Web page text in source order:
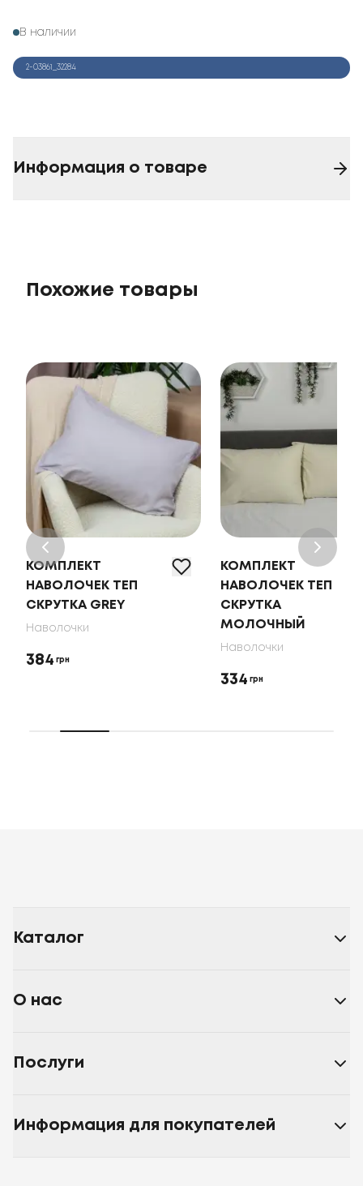
В наличии
2-03861_32284
Информация о товаре
Похожие товары
КОМПЛЕКТ
НАВОЛОЧЕК ТЕП
СКРУТКА GREY
Наволочки
384 грн
КОМПЛЕКТ
НАВОЛОЧЕК ТЕП
СКРУТКА
МОЛОЧНЫЙ
Наволочки
334 грн
Каталог
О нас
Послуги
Информация для покупателей